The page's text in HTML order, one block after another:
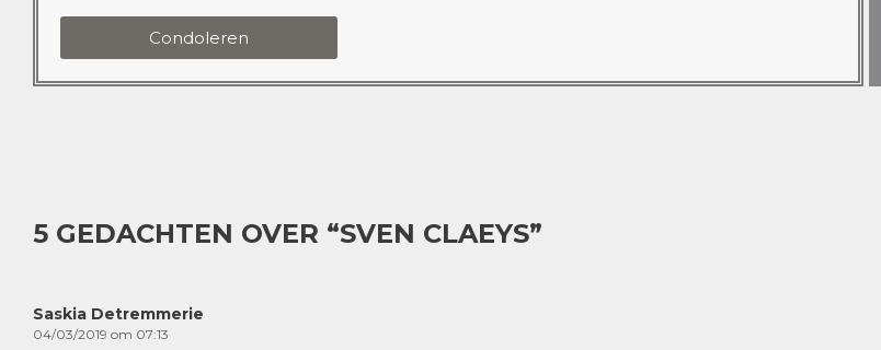
Condoleren
5 GEDACHTEN OVER “SVEN CLAEYS”
Saskia Detremmerie
04/03/2019 om 07:13